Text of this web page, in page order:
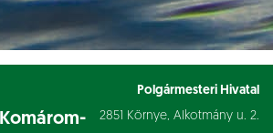
Komárom-
Polgármesteri Hivatal
2851 Környe, Alkotmány u. 2.